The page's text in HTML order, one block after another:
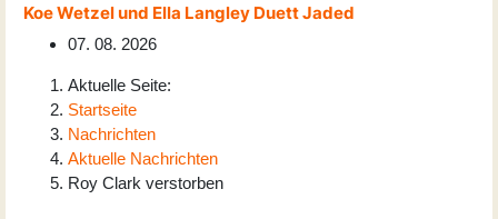
Koe Wetzel und Ella Langley Duett Jaded
07. 08. 2026
Aktuelle Seite:
Startseite
Nachrichten
Aktuelle Nachrichten
Roy Clark verstorben